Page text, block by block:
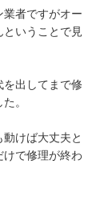
者ですがオー
いうことで見
を出してまで修
。
けば大丈夫と
で修理が終わ